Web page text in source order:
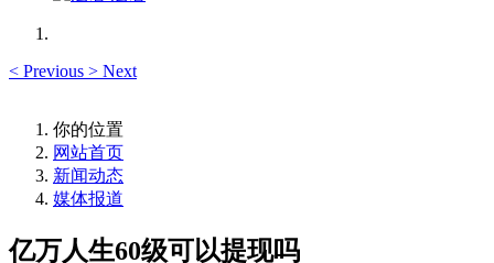
< Previous > Next
你的位置
网站首页
新闻动态
媒体报道
亿万人生60级可以提现吗